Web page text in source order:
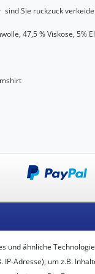
sind Sie ruckzuck
47,5 % Viskose, 5%
und ähnliche
IP-Adresse), um z.B.